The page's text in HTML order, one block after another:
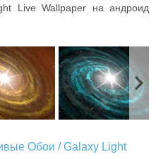
Live Wallpaper на андроид
Обои / Galaxy Light